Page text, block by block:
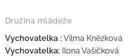
Družina mládeže
Vychovatelka : Vilma Knězková
Vychovatelka: Ilona Vašíčková